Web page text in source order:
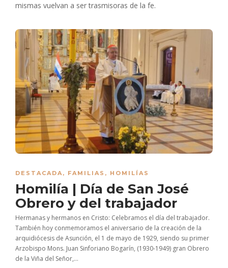
mismas vuelvan a ser trasmisoras de la fe.
DESTACADA, FAMILIAS , HOMILÍAS
Homilía | Día de San José
Obrero y del trabajador
Hermanas y hermanos en Cristo: Celebramos el día del trabajador.
También hoy conmemoramos el aniversario de la creación de la
arquidiócesis de Asunción, el 1 de mayo de 1929, siendo su primer
Arzobispo Mons. Juan Sinforiano Bogarín, (1930-1949) gran Obrero
de la Viña del Señor,...